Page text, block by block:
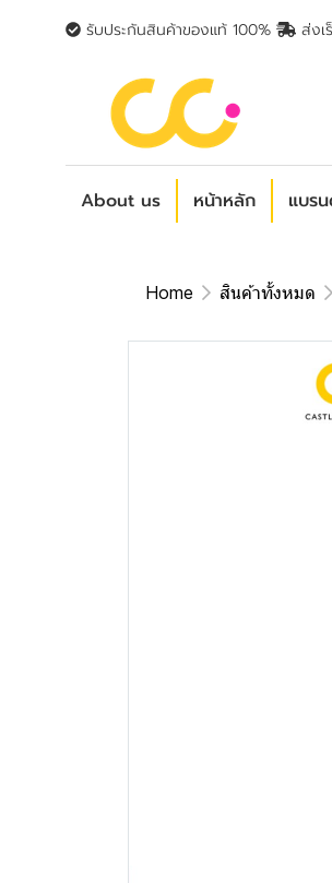
รับประกันสินค้าของแท้ 100% ส่งเ
About us หน้าหลัก แบร
Home สินค้าทั้งหมด